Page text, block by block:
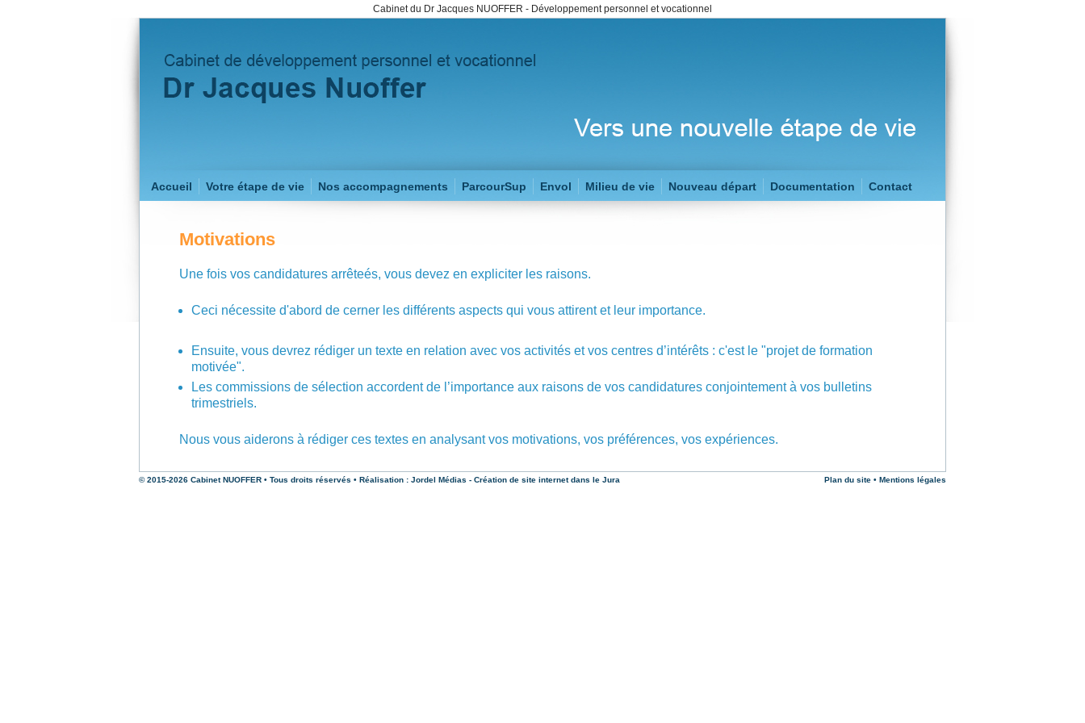
Cabinet du Dr Jacques NUOFFER - Développement personnel et vocationnel
Accueil Votre étape de vie Nos accompagnements ParcourSup Envol Milieu de vie Nouveau départ Documentation Contact
Motivations
Une fois vos candidatures arrêteés, vous devez en expliciter les raisons.
Ceci nécessite d'abord de cerner les différents aspects qui vous attirent et leur importance.
Ensuite, vous devrez rédiger un texte en relation avec vos activités et vos centres d’intérêts : c'est le "projet de formation
motivée".
Les commissions de sélection accordent de l’importance aux raisons de vos candidatures conjointement à vos bulletins
trimestriels.
Nous vous aiderons à rédiger ces textes en analysant vos motivations, vos préférences, vos expériences.
© 2015-2026 Cabinet NUOFFER • Tous droits réservés • Réalisation : Jordel Médias - Création de site internet dans le Jura Plan du site • Mentions légales